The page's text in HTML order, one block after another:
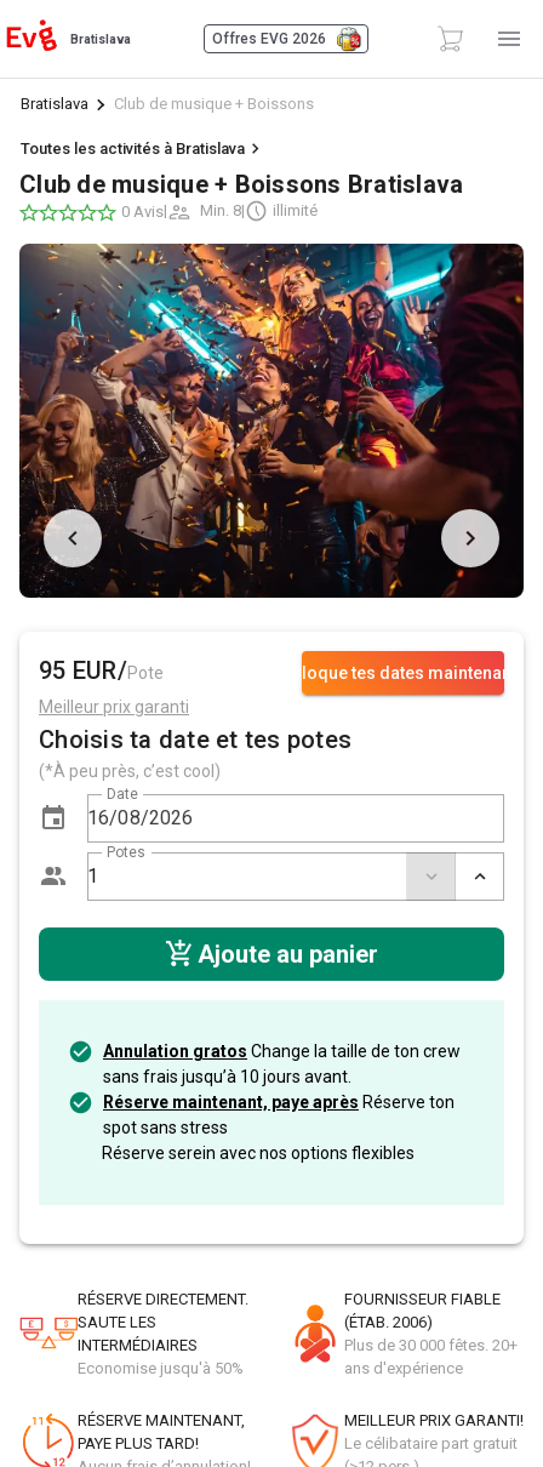
Bratislava Offres EVG 2026
Bratislava Club de musique + Boissons
Toutes les activités à Bratislava
Club de musique + Boissons Bratislava
0 Avis| Min. 8| illimité
Bloque tes dates maintenant
95 EUR/Pote
Meilleur prix garanti
Choisis ta date et tes potes
(*À peu près, c’est cool)
Date
Potes
Ajoute au panier
Annulation gratos Change la taille de ton crew
sans frais jusqu’à 10 jours avant.
Réserve maintenant, paye après Réserve ton
spot sans stress
Réserve serein avec nos options flexibles
RÉSERVE DIRECTEMENT.
SAUTE LES
INTERMÉDIAIRES
Economise jusqu'à 50%
FOURNISSEUR FIABLE
(ÉTAB. 2006)
Plus de 30 000 fêtes. 20+
ans d'expérience
RÉSERVE MAINTENANT,
PAYE PLUS TARD!
MEILLEUR PRIX GARANTI!
Le célibataire part gratuit